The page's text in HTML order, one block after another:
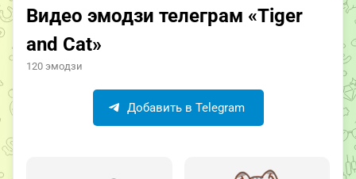
Видео эмодзи телеграм «Tiger
and Cat»
120 эмодзи
Добавить в Telegram